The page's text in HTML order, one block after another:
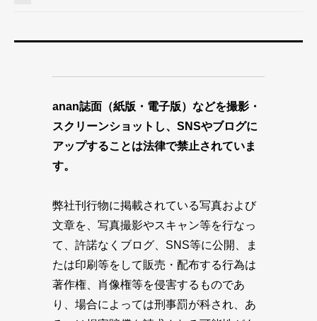
anan誌面（紙版・電子版）などを撮影・
スクリーンショットし、SNSやブログに
アップすることは法律で禁止されていま
す。
弊社刊行物に掲載されている写真および
文章を、写真撮影やスキャン等を行なっ
て、許諾なくブログ、SNS等に公開、ま
たは印刷等をして販売・配布する行為は
著作権、肖像権等を侵害するものであ
り、場合によっては刑事罰が科され、あ